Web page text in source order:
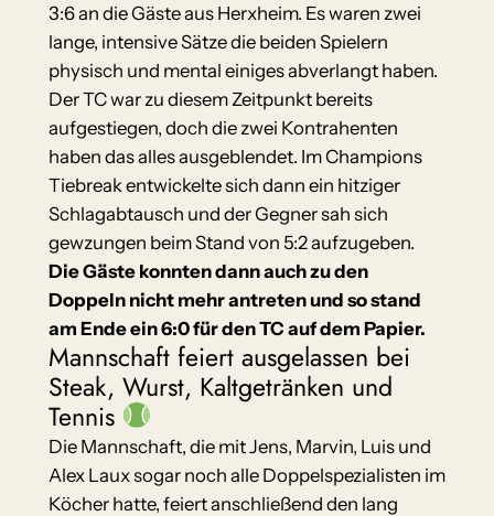
3:6 an die Gäste aus Herxheim. Es waren zwei
lange, intensive Sätze die beiden Spielern
physisch und mental einiges abverlangt haben.
Der TC war zu diesem Zeitpunkt bereits
aufgestiegen, doch die zwei Kontrahenten
haben das alles ausgeblendet. Im Champions
Tiebreak entwickelte sich dann ein hitziger
Schlagabtausch und der Gegner sah sich
gewzungen beim Stand von 5:2 aufzugeben.
Die Gäste konnten dann auch zu den
Doppeln nicht mehr antreten und so stand
am Ende ein 6:0 für den TC auf dem Papier.
Mannschaft feiert ausgelassen bei
Steak, Wurst, Kaltgetränken und
Tennis
Die Mannschaft, die mit Jens, Marvin, Luis und
Alex Laux sogar noch alle Doppelspezialisten im
Köcher hatte, feiert anschließend den lang